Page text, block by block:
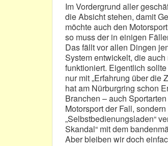
Im Vordergrund aller
die Absicht stehen, damit
möchte auch den
so muss der in einigen
Das fällt vor allen Dingen
System entwickelt, die
funktioniert. Eigentlich
nur mit „Erfahrung über die
hat am Nürburgring schon
Branchen – auch
Motorsport der Fall,
„Selbstbedienungsladen“
Skandal“ mit dem
Aber bleiben wir doch